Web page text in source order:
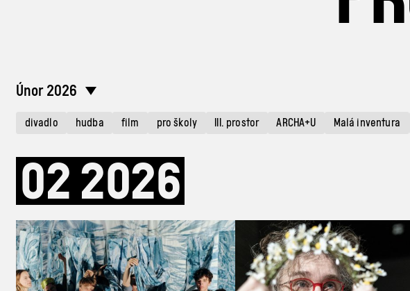
Únor 2026
divadlo hudba film pro školy III. prostor ARCHA+U Malá inventura
022026